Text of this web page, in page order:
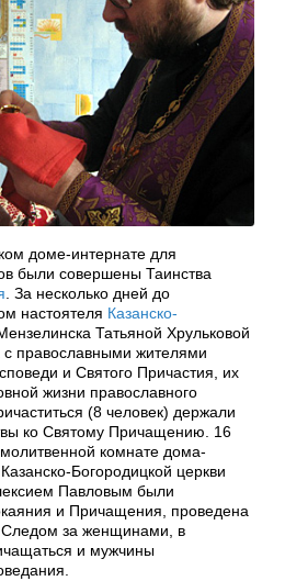
доме-интернате для
были совершены Таинства
. За несколько дней до
настоятеля Казанско-
Татьяной Хрульковой
православными жителями
и Святого Причастия, их
жизни православного
(8 человек) держали
ко Святому Причащению. 16
комнате дома-
Богородицкой церкви
Павловым были
и Причащения, проведена
за женщинами, в
и мужчины